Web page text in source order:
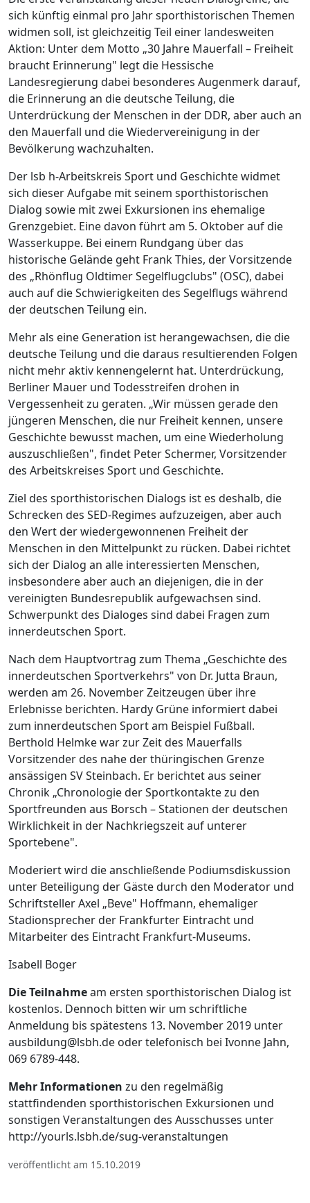
sich künftig einmal pro Jahr sporthistorischen Themen
widmen soll, ist gleichzeitig Teil einer landesweiten
Aktion: Unter dem Motto „30 Jahre Mauerfall – Freiheit
braucht Erinnerung" legt die Hessische
Landesregierung dabei besonderes Augenmerk darauf,
die Erinnerung an die deutsche Teilung, die
Unterdrückung der Menschen in der DDR, aber auch an
den Mauerfall und die Wiedervereinigung in der
Bevölkerung wachzuhalten.
Der lsb h-Arbeitskreis Sport und Geschichte widmet
sich dieser Aufgabe mit seinem sporthistorischen
Dialog sowie mit zwei Exkursionen ins ehemalige
Grenzgebiet. Eine davon führt am 5. Oktober auf die
Wasserkuppe. Bei einem Rundgang über das
historische Gelände geht Frank Thies, der Vorsitzende
des „Rhönflug Oldtimer Segelflugclubs" (OSC), dabei
auch auf die Schwierigkeiten des Segelflugs während
der deutschen Teilung ein.
Mehr als eine Generation ist herangewachsen, die die
deutsche Teilung und die daraus resultierenden Folgen
nicht mehr aktiv kennengelernt hat. Unterdrückung,
Berliner Mauer und Todesstreifen drohen in
Vergessenheit zu geraten. „Wir müssen gerade den
jüngeren Menschen, die nur Freiheit kennen, unsere
Geschichte bewusst machen, um eine Wiederholung
auszuschließen", findet Peter Schermer, Vorsitzender
des Arbeitskreises Sport und Geschichte.
Ziel des sporthistorischen Dialogs ist es deshalb, die
Schrecken des SED-Regimes aufzuzeigen, aber auch
den Wert der wiedergewonnenen Freiheit der
Menschen in den Mittelpunkt zu rücken. Dabei richtet
sich der Dialog an alle interessierten Menschen,
insbesondere aber auch an diejenigen, die in der
vereinigten Bundesrepublik aufgewachsen sind.
Schwerpunkt des Dialoges sind dabei Fragen zum
innerdeutschen Sport.
Nach dem Hauptvortrag zum Thema „Geschichte des
innerdeutschen Sportverkehrs" von Dr. Jutta Braun,
werden am 26. November Zeitzeugen über ihre
Erlebnisse berichten. Hardy Grüne informiert dabei
zum innerdeutschen Sport am Beispiel Fußball.
Berthold Helmke war zur Zeit des Mauerfalls
Vorsitzender des nahe der thüringischen Grenze
ansässigen SV Steinbach. Er berichtet aus seiner
Chronik „Chronologie der Sportkontakte zu den
Sportfreunden aus Borsch – Stationen der deutschen
Wirklichkeit in der Nachkriegszeit auf unterer
Sportebene".
Moderiert wird die anschließende Podiumsdiskussion
unter Beteiligung der Gäste durch den Moderator und
Schriftsteller Axel „Beve" Hoffmann, ehemaliger
Stadionsprecher der Frankfurter Eintracht und
Mitarbeiter des Eintracht Frankfurt-Museums.
Isabell Boger
Die Teilnahmeam ersten sporthistorischen Dialog ist
kostenlos. Dennoch bitten wir um schriftliche
Anmeldung bis spätestens 13. November 2019 unter
ausbildung@lsbh.de oder telefonisch bei Ivonne Jahn,
069 6789-448.
Mehr Informationen zu den regelmäßig
stattfindenden sporthistorischen Exkursionen und
sonstigen Veranstaltungen des Ausschusses unter
http://yourls.lsbh.de/sug-veranstaltungen
veröffentlicht am 15.10.2019